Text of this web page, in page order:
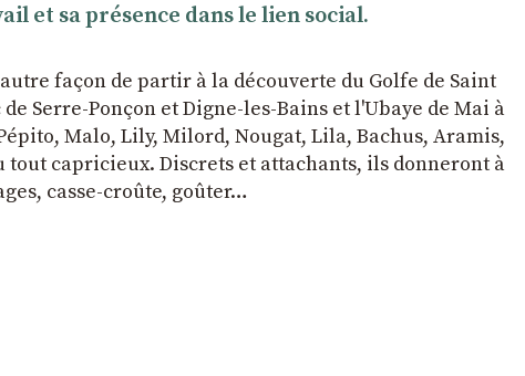
et sa présence dans le lien social.
façon de partir à la découverte du Golfe de Saint
Serre-Ponçon et Digne-les-Bains et l'Ubaye de Mai à
Malo, Lily, Milord, Nougat, Lila, Bachus, Aramis,
tout capricieux. Discrets et attachants, ils donneront à
casse-croûte, goûter…